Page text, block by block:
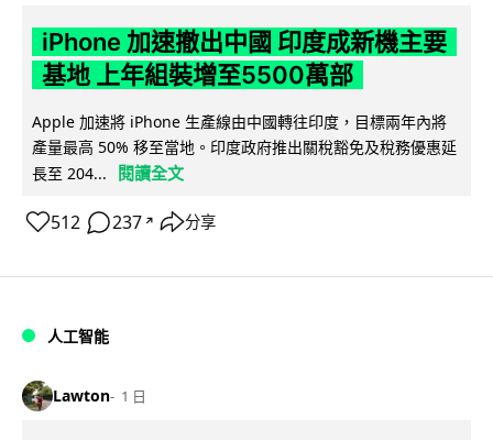
iPhone 加速撤出中國 印度成新機主要
基地 上年組裝增至5500萬部
Apple 加速將 iPhone 生產線由中國轉往印度，目標兩年內將
產量最高 50% 移至當地。印度政府推出關稅豁免及稅務優惠延
長至 204...
閱讀全文
512 237 ↗ 分享
人工智能
Lawton 1 日